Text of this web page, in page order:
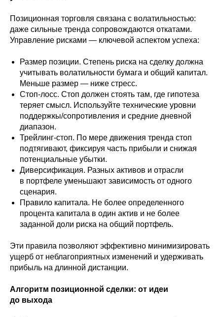
Позиционная торговля связана с волатильностью:
даже сильные тренда сопровождаются откатами.
Управление рисками — ключевой аспектом успеха:
Размер позиции. Степень риска на сделку должна
учитывать волатильности бумага и общий капитал.
Меньше размер — ниже стресс.
Стоп-лосс. Стоп должен стоять там, где гипотеза
теряет смысл. Используйте технические уровни
поддержкы/сопротивления и средние дневной
диапазон.
Трейлинг-стоп. По мере движения тренда стоп
подтягивают, фиксируя часть прибыли и снижая
потенциальные убытки.
Диверсификация. Разных активов и отрасли
в портфеле уменьшают зависимость от одного
сценария.
Правило капитала. Не более определенного
процента капитала в один актив и не более
заданной доли риска на общий портфель.
Эти правила позволяют эффективно минимизировать
ущерб от неблагоприятных изменений и удерживать
прибыль на длинной дистанции.
Алгоритм позиционной сделки: от идеи
до выхода